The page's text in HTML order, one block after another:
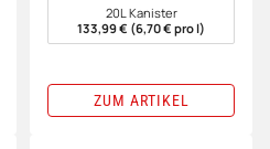
20L Kanister
133,99 € (6,70 € pro l)
ZUM ARTIKEL